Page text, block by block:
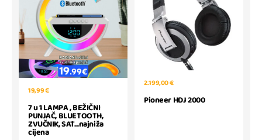
19,99 €
7 u 1 LAMPA , BEŽIČNI
PUNJAČ, BLUETOOTH,
ZVUČNIK, SAT...najniža
cijena
2.199,00 €
Pioneer HDJ 2000